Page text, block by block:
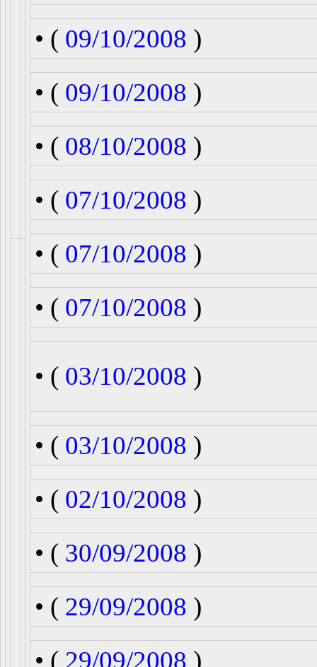
• ( 09/10/2008 )
• ( 09/10/2008 )
• ( 08/10/2008 )
• ( 07/10/2008 )
• ( 07/10/2008 )
• ( 07/10/2008 )
• ( 03/10/2008 )
• ( 03/10/2008 )
• ( 02/10/2008 )
• ( 30/09/2008 )
• ( 29/09/2008 )
• ( 29/09/2008 )